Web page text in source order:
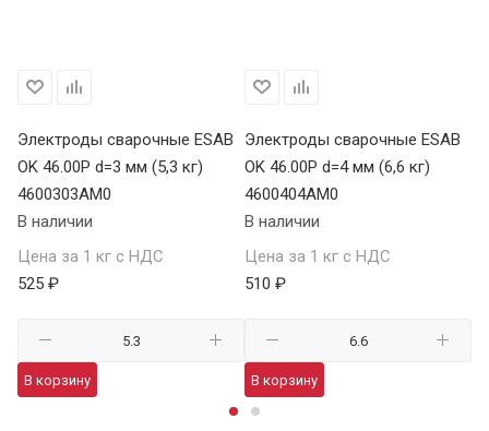
Электроды сварочные ESAB
OK 46.00Р d=3 мм (5,3 кг)
4600303AM0
В наличии
Цена за 1 кг с НДС
525 ₽
В корзину
Электроды сварочные ESAB
OK 46.00Р d=4 мм (6,6 кг)
4600404AM0
В наличии
Цена за 1 кг с НДС
510 ₽
В корзину